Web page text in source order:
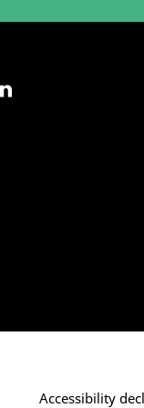
Accessibility